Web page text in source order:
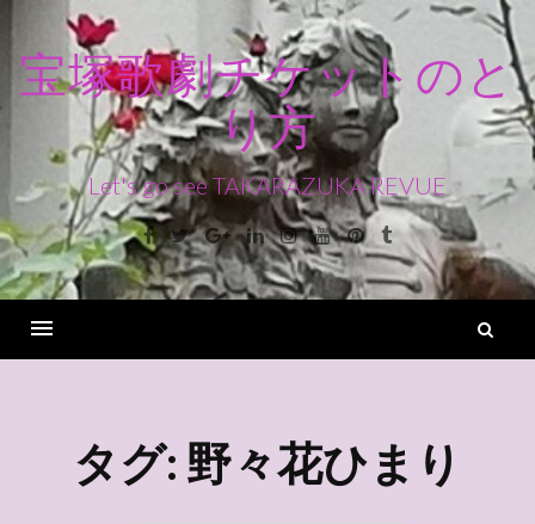
ン
ス
キ
ッ
宝塚歌劇チケットのと
り方
Let's go see TAKARAZUKA REVUE
Facebook
TwitterGoogle+LinkedinInstagram
YoutubePinterest
Tumblr
タグ: 野々花ひまり